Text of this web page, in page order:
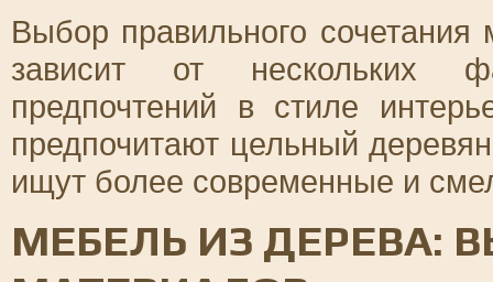
Выбор правильного
зависит от нескольких
предпочтений в стиле
предпочитают цельный
ищут более современные и
МЕБЕЛЬ ИЗ ДЕРЕВА: